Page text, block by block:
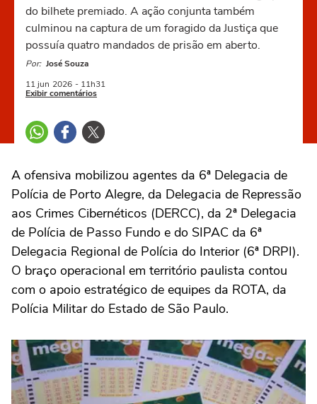
do bilhete premiado. A ação conjunta também
culminou na captura de um foragido da Justiça que
possuía quatro mandados de prisão em aberto.
Por: José Souza
11 jun 2026 - 11h31
Exibir comentários
A ofensiva mobilizou agentes da 6ª Delegacia de
Polícia de Porto Alegre, da Delegacia de Repressão
aos Crimes Cibernéticos (DERCC), da 2ª Delegacia
de Polícia de Passo Fundo e do SIPAC da 6ª
Delegacia Regional de Polícia do Interior (6ª DRPI).
O braço operacional em território paulista contou
com o apoio estratégico de equipes da ROTA, da
Polícia Militar do Estado de São Paulo.